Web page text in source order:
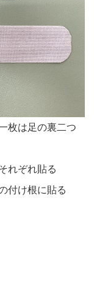
枚は足の裏二つ
れぞれ貼る
付け根に貼る